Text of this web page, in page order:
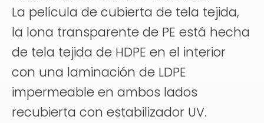
La película de cubierta de tela tejida,
la lona transparente de PE está hecha
de tela tejida de HDPE en el interior
con una laminación de LDPE
impermeable en ambos lados
recubierta con estabilizador UV.